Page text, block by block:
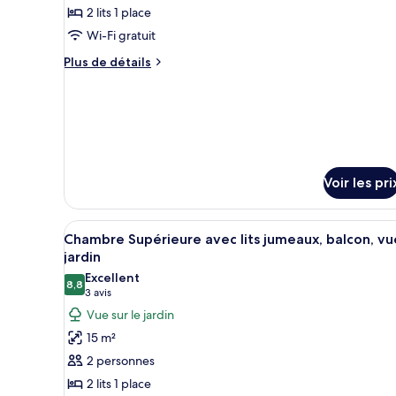
Familiale,
vue
piscine
photos
pour
ce
Balcony,
Garden
View
2 lits 1 place
Wi-Fi gratuit
Plus de détails
Plus
Twin
Room,
Balcony,
Garden
View
Voir les
Afficher
toutes
les
photos
pour
ce
type
de
chambre :
Un lit double avec du linge
6
Chambre Supérieure avec lits jumeaux, balcon,
jardin
8,88,8 sur 10
Excellent
3 avis
(3 avis)
Vue sur le jardin
15 m²
2 personnes
2 lits 1 place